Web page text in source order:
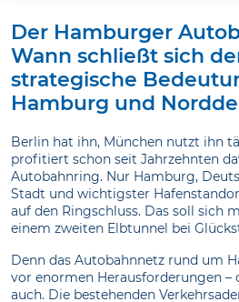
Der Hamburger
Wann schließt sich
strategische
Hamburg und
Berlin hat ihn, München nutzt ihn
profitiert schon seit Jahrzehnten
Autobahnring. Nur Hamburg,
Stadt und wichtigster
auf den Ringschluss. Das soll sich
einem zweiten Elbtunnel bei
Denn das Autobahnnetz rund um
vor enormen Herausforderungen
auch. Die bestehenden
Zeit-Check
FAQ